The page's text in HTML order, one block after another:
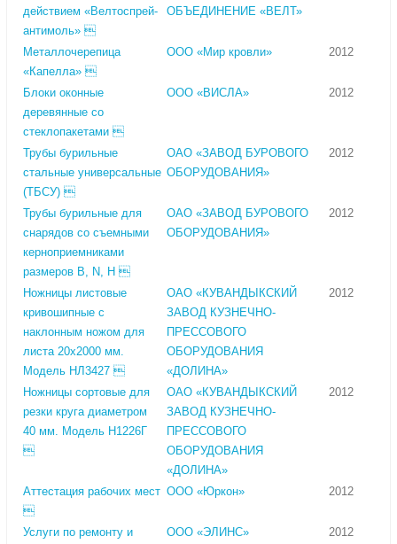
действием «Велтоспрей-
антимоль» 
ОБЪЕДИНЕНИЕ «ВЕЛТ»
Металлочерепица
«Капелла» 
ООО «Мир кровли» 2012
Блоки оконные
деревянные со
стеклопакетами 
ООО «ВИСЛА» 2012
Трубы бурильные
стальные универсальные
(ТБСУ) 
ОАО «ЗАВОД БУРОВОГО
ОБОРУДОВАНИЯ»
2012
Трубы бурильные для
снарядов со съемными
керноприемниками
размеров B, N, H 
ОАО «ЗАВОД БУРОВОГО
ОБОРУДОВАНИЯ»
2012
Ножницы листовые
кривошипные с
наклонным ножом для
листа 20х2000 мм.
Модель НЛ3427 
ОАО «КУВАНДЫКСКИЙ
ЗАВОД КУЗНЕЧНО-
ПРЕССОВОГО
ОБОРУДОВАНИЯ
«ДОЛИНА»
2012
Ножницы сортовые для
резки круга диаметром
40 мм. Модель Н1226Г

ОАО «КУВАНДЫКСКИЙ
ЗАВОД КУЗНЕЧНО-
ПРЕССОВОГО
ОБОРУДОВАНИЯ
«ДОЛИНА»
2012
Аттестация рабочих мест

ООО «Юркон» 2012
Услуги по ремонту и
ООО «ЭЛИНС» 2012